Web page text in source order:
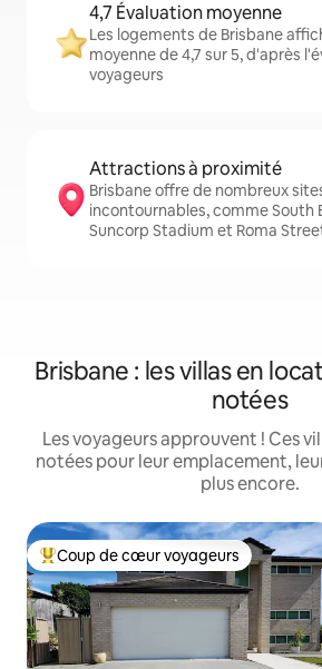
4,7 Évaluation moyenne
Les logements de Brisbane
moyenne de 4,7 sur 5, d'après
voyageurs
Attractions à proximité
Brisbane offre de nombreux
incontournables, comme South
Suncorp Stadium et Roma
Brisbane : les villas en
notées
Les voyageurs approuvent ! Ces
notées pour leur emplacement,
plus encore.
Coups de cœur voyageurs les plus
Coup de cœur voyageurs